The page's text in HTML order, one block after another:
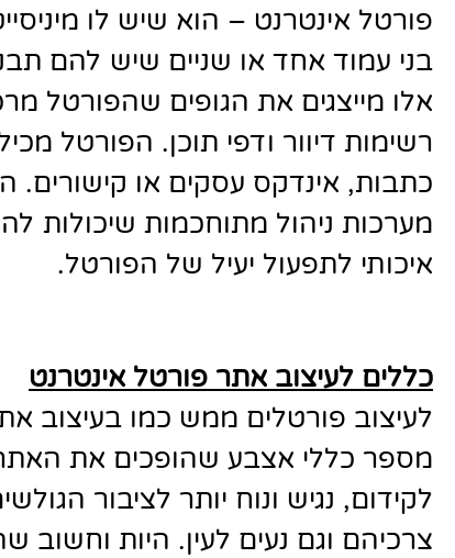
פורטל אינטרנט – הוא שיש לו
בני עמוד אחד או שניים שיש להם
אלו מייצגים את הגופים שהפורטל
רשימות דיוור ודפי תוכן. הפורטל
כתבות, אינדקס עסקים או קישורים.
מערכות ניהול מתוחכמות שיכולות
איכותי לתפעול יעיל של הפורטל.
כללים לעיצוב אתר פורטל אינטרנט
לעיצוב פורטלים ממש כמו בעיצוב
מספר כללי אצבע שהופכים את
לקידום, נגיש ונוח יותר לציבור
צרכיהם וגם נעים לעין. היות וחשוב